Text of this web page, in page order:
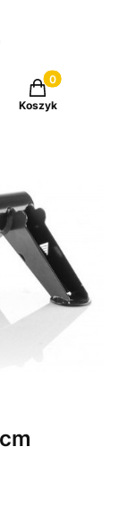
Produkty w
Koszyk